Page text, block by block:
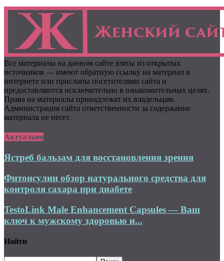
Все материалы на данном сайте взяты из открытых
источников — имеют обратную ссылку на материал в
интернете или присланы посетителями сайта и
предоставляются исключительно в ознакомительных целях.
Права на материалы принадлежат их владельцам.
Администрация сайта ответственности за содержание
материала не несет.
Актуально
Ястреб бальзам для восстановления зрения
Фитонсулин обзор натурального средства для
контроля сахара при диабете
TestoLink Male Enhancement Capsules — Ваш
ключ к мужскому здоровью и...
Найти